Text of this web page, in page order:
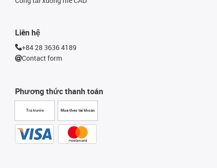
Phương thức thanh toán
Trả trước Mua theo tài khoản
Liên hệ
+84 28 3636 4189
Contact form